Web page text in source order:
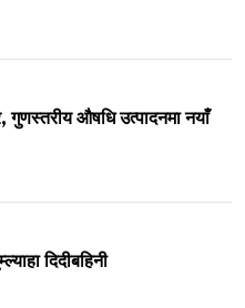
गुणस्तरीय औषधि उत्पादनमा नयाँ
दिदीबहिनी